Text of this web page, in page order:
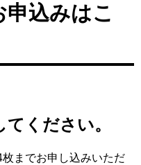
込みはこ
ください。
までお申し込みいただ